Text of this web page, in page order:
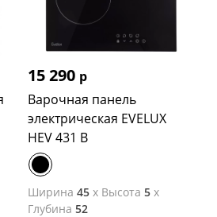
15 290 р
Варочная панель
электрическая EVELUX
HEV 431 B
Ширина 45x Высота 5x
Глубина 52